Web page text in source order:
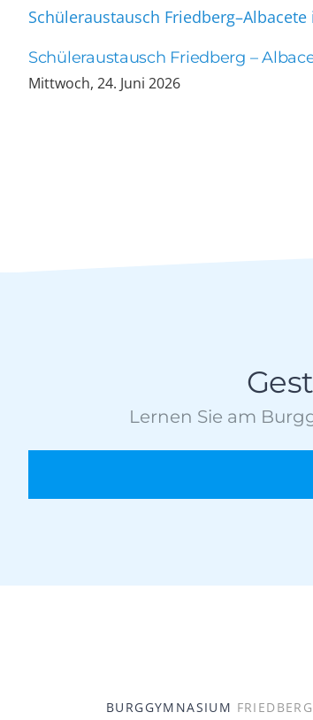
Schüleraustausch Friedberg –
Mittwoch, 24. Juni 2026
Lernen Sie am
BURGGYMNASIUM FRIEDBERG